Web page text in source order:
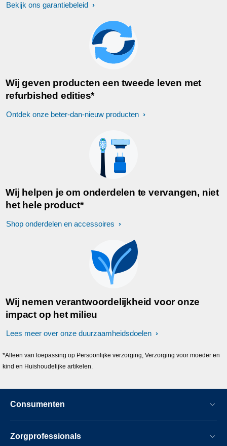
Bekijk ons garantiebeleid
Wij geven producten een tweede leven met
refurbished edities*
Ontdek onze beter-dan-nieuw producten
Wij helpen je om onderdelen te vervangen, niet
het hele product*
Shop onderdelen en accessoires
Wij nemen verantwoordelijkheid voor onze
impact op het milieu
Lees meer over onze duurzaamheidsdoelen
*Alleen van toepassing op Persoonlijke verzorging, Verzorging voor moeder en
kind en Huishoudelijke artikelen.
Consumenten
Zorgprofessionals